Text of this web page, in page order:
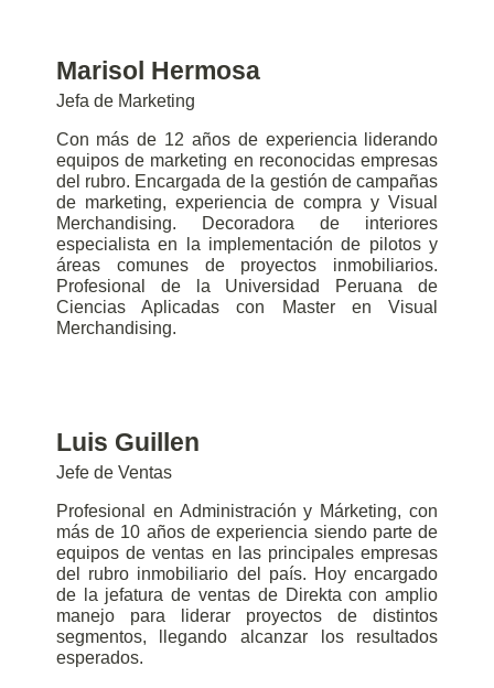
Marisol Hermosa
Jefa de Marketing
Con más de 12 años de experiencia liderando
equipos de marketing en reconocidas empresas
del rubro. Encargada de la gestión de campañas
de marketing, experiencia de compra y Visual
Merchandising. Decoradora de interiores
especialista en la implementación de pilotos y
áreas comunes de proyectos inmobiliarios.
Profesional de la Universidad Peruana de
Ciencias Aplicadas con Master en Visual
Merchandising.
Luis Guillen
Jefe de Ventas
Profesional en Administración y Márketing, con
más de 10 años de experiencia siendo parte de
equipos de ventas en las principales empresas
del rubro inmobiliario del país. Hoy encargado
de la jefatura de ventas de Direkta con amplio
manejo para liderar proyectos de distintos
segmentos, llegando alcanzar los resultados
esperados.